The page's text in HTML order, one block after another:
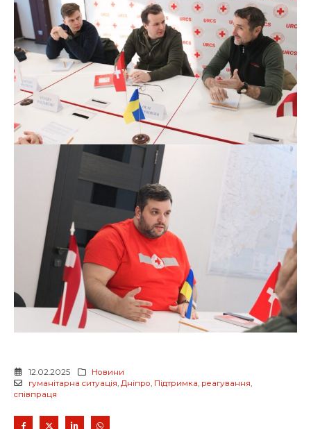
12.02.2025
Новини
гуманітарна ситуація, Дніпро, Підтримка, реагування,
співпраця